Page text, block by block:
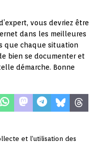
vous devriez être
dans les meilleures
que chaque situation
bien se documenter et
démarche. Bonne
et l’utilisation des